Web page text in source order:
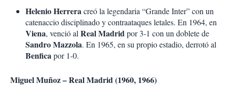
Helenio Herreracreó la legendaria “Grande Inter” con un
catenaccio disciplinado y contraataques letales. En 1964, en
Viena, venció al Real Madridpor 3-1 con un doblete de
Sandro Mazzola. En 1965, en su propio estadio, derrotó al
Benficapor 1-0.
Miguel Muñoz – Real Madrid (1960, 1966)